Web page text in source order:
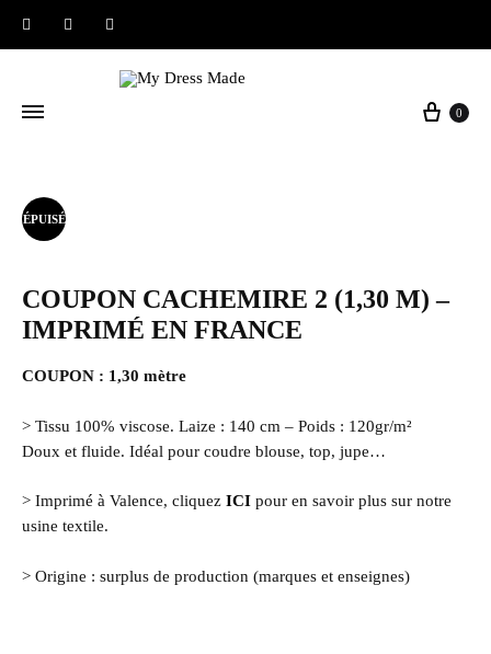
InstagramFacebook
Panier
0
ÉPUISÉ
COUPON CACHEMIRE 2 (1,30 M) –
IMPRIMÉ EN FRANCE
COUPON : 1,30 mètre
> Tissu 100% viscose. Laize : 140 cm – Poids : 120gr/m²
Doux et fluide. Idéal pour coudre blouse, top, jupe…
> Imprimé à Valence, cliquez ICI pour en savoir plus sur notre
usine textile.
> Origine : surplus de production (marques et enseignes)